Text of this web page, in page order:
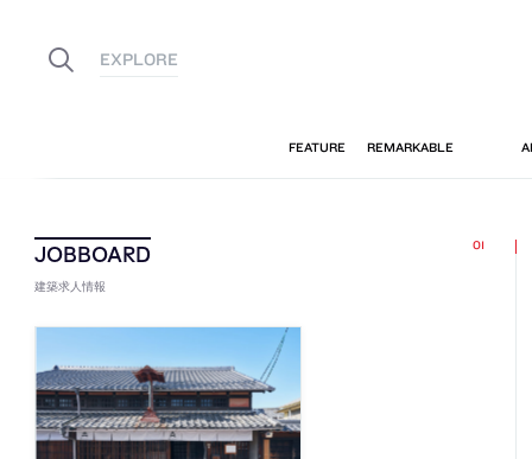
建築求人情報